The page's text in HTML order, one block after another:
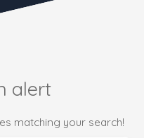
alert
matching your search!